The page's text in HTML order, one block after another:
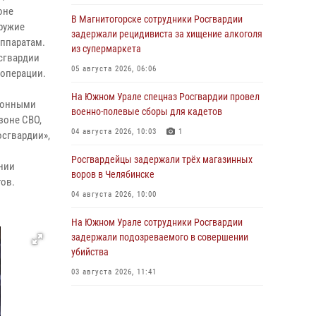
СВО,
В Магнитогорске сотрудники Росгвардии
задержали рецидивиста за хищение алкоголя
из супермаркета
05 августа 2026, 06:06
На Южном Урале спецназ Росгвардии провел
военно-полевые сборы для кадетов
04 августа 2026, 10:03 1
Росгвардейцы задержали трёх магазинных
воров в Челябинске
04 августа 2026, 10:00
На Южном Урале сотрудники Росгвардии
задержали подозреваемого в совершении
убийства
03 августа 2026, 11:41